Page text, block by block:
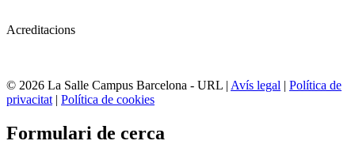
Acreditacions
© 2026 La Salle Campus Barcelona - URL | Avís legal | Política de
privacitat | Política de cookies
Formulari de cerca